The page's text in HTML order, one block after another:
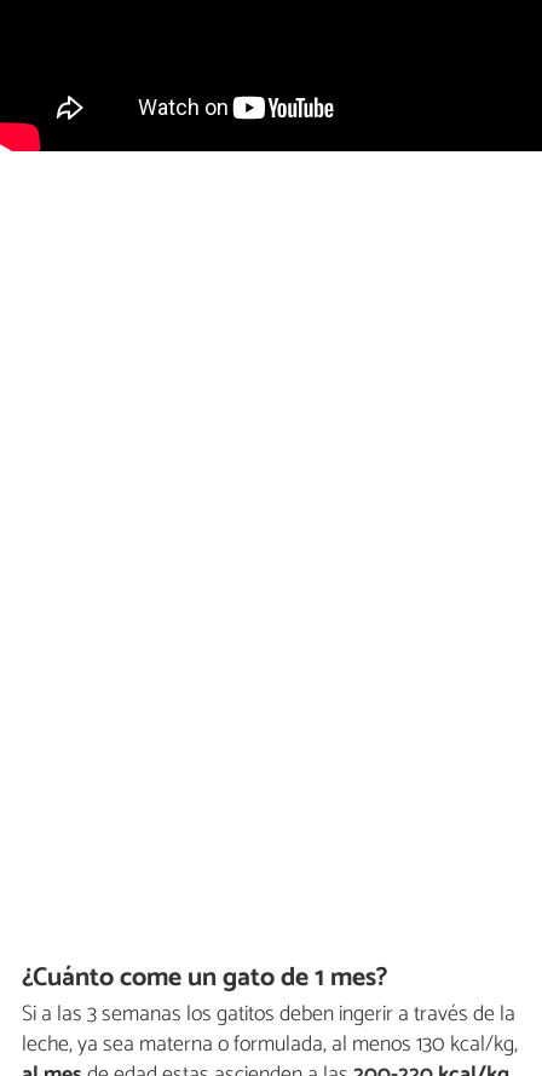
¿Cuánto come un gato de 1 mes?
Si a las 3 semanas los gatitos deben ingerir a través de la
leche, ya sea materna o formulada, al menos 130 kcal/kg,